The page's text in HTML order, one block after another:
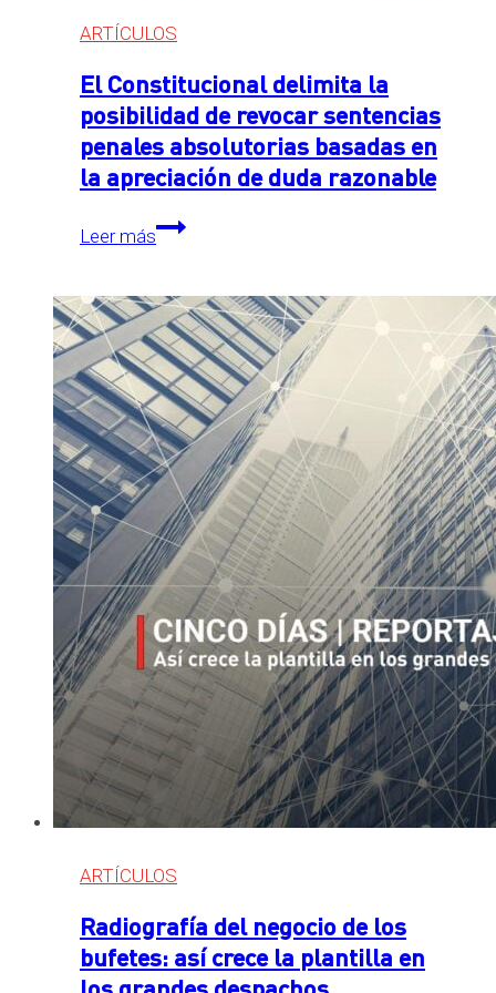
ARTÍCULOS
El Constitucional delimita la
posibilidad de revocar sentencias
penales absolutorias basadas en
la apreciación de duda razonable
Leer más
El
Constitucional
la
posibilidad
de
revocar
sentencias
penales
absolutorias
basadas
en
la
apreciación
de
duda
razonable
ARTÍCULOS
Radiografía del negocio de los
bufetes: así crece la plantilla en